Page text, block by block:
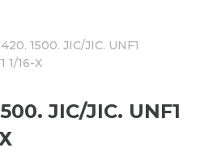
1500. JIC/JIC. UNF1
1/16-Х
JIC/JIC. UNF1